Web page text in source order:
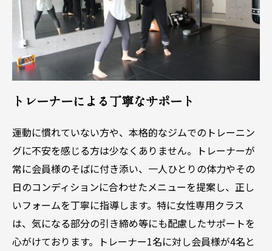
トレーナーによる丁寧なサポート
運動に慣れていない方や、本格的なジムでのトレーニン
グに不安を感じる方は少なくありません。トレーナーが
常に会員様のそばに付き添い、一人ひとりの体力やその
日のコンディションに合わせたメニューを提案し、正し
いフォームを丁寧に指導します。特に女性専用クラス
は、気になる部分の引き締め等にも配慮したサポートを
心がけております。トレーナー1名に対し会員様が4名と